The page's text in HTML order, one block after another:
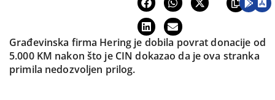
Građevinska firma Hering je dobila povrat donacije od
5.000 KM nakon što je CIN dokazao da je ova stranka
primila nedozvoljen prilog.